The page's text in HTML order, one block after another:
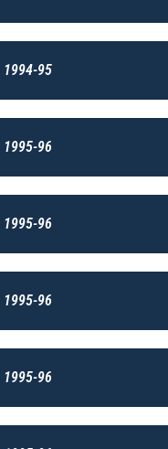
1994-95
1995-96
1995-96
1995-96
1995-96